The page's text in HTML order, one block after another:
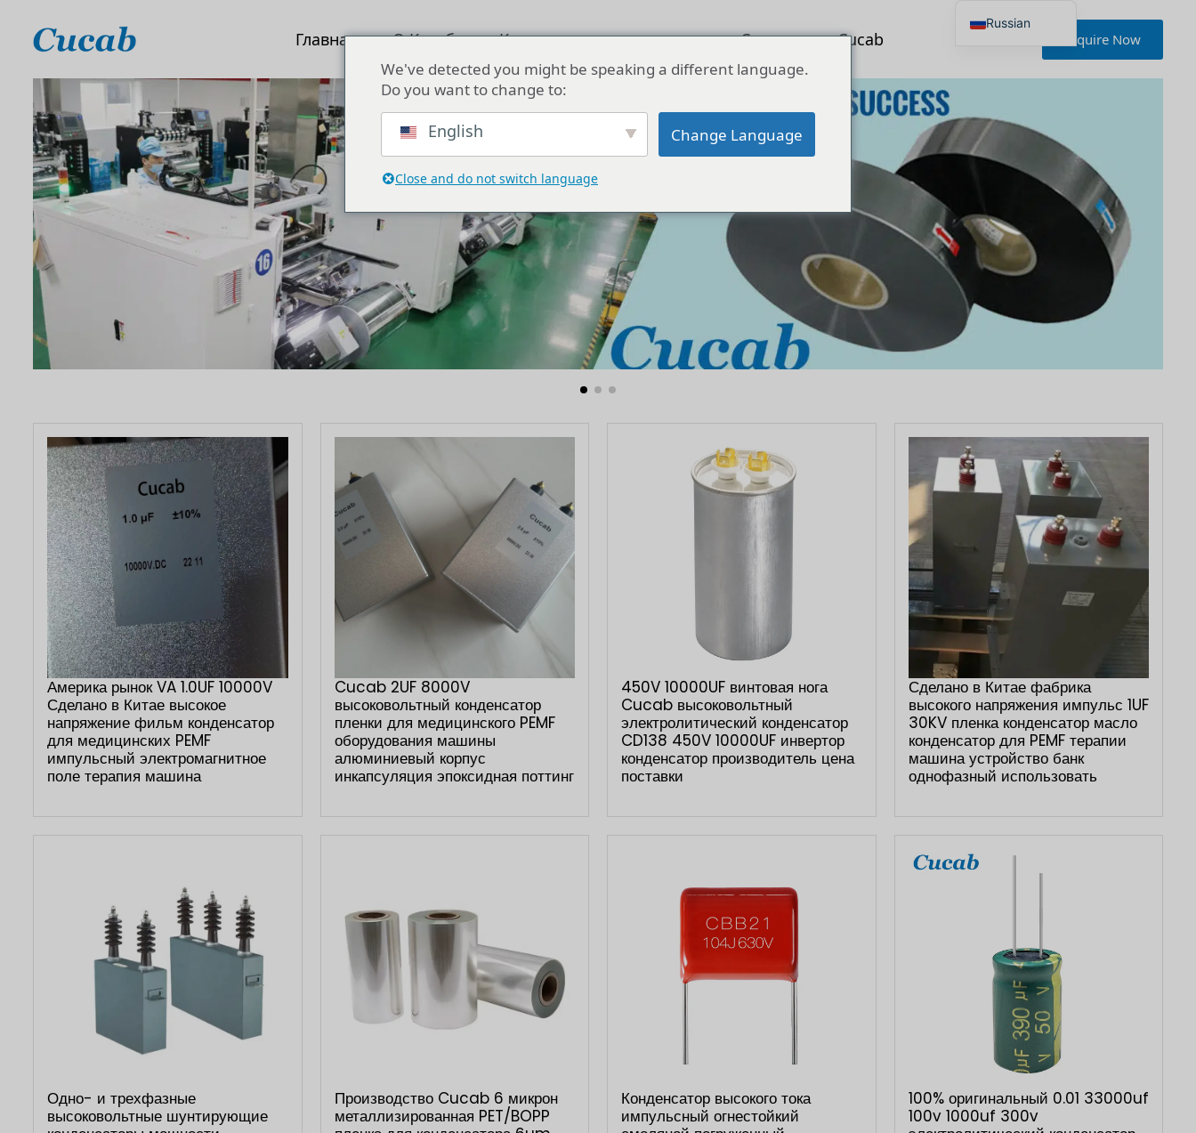
Главная О Кукабе Конденсаторное решение Связаться с Cucab Inquire Now
Америка рынок VA 1.0UF 10000V
Сделано в Китае высокое
напряжение фильм конденсатор
для медицинских PEMF
импульсный электромагнитное
поле терапия машина
Cucab 2UF 8000V
высоковольтный конденсатор
пленки для медицинского PEMF
оборудования машины
алюминиевый корпус
инкапсуляция эпоксидная поттинг
450V 10000UF винтовая нога
Cucab высоковольтный
электролитический конденсатор
CD138 450V 10000UF инвертор
конденсатор производитель цена
поставки
Сделано в Китае фабрика
высокого напряжения импульс 1UF
30KV пленка конденсатор масло
конденсатор для PEMF терапии
машина устройство банк
однофазный использовать
Одно- и трехфазные
высоковольтные шунтирующие
Производство Cucab 6 микрон
металлизированная PET/BOPP
Конденсатор высокого тока
импульсный огнестойкий
100% оригинальный 0.01 33000uf
100v 1000uf 300v
We've detected you might be speaking a different language.
Do you want to change to:
English Change Language
Close and do not switch language
Russian
Japanese
Korean
German
Polish
Italian